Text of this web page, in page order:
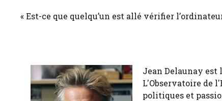
« Est-ce que quelqu’un est allé vérifier
Jean Delaunay
L'Observatoire de
politiques et